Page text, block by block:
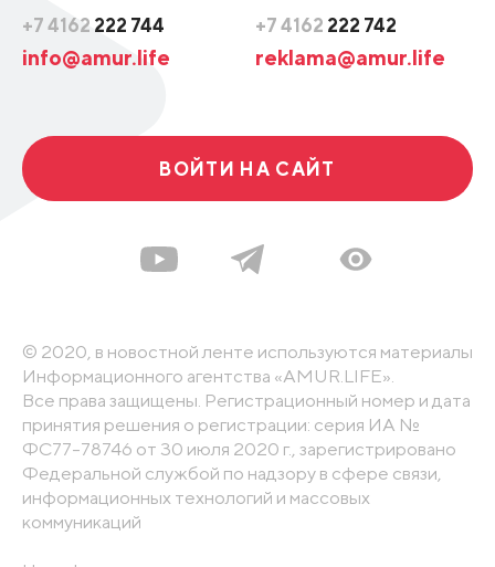
+7 4162 222 744
info@amur.life
+7 4162 222 742
reklama@amur.life
ВОЙТИ НА САЙТ
© 2020, в новостной ленте используются материалы
Информационного агентства «AMUR.LIFE».
Все права защищены. Регистрационный номер и дата
принятия решения о регистрации: серия ИА №
ФС77-78746 от 30 июля 2020 г., зарегистрировано
Федеральной службой по надзору в сфере связи,
информационных технологий и массовых
коммуникаций